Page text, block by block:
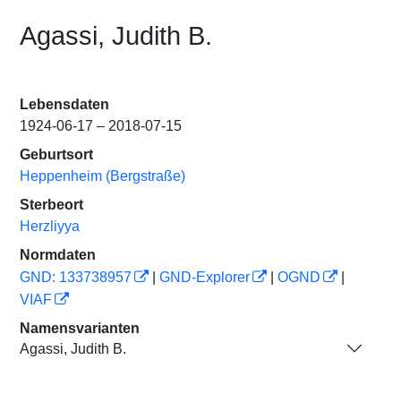
Agassi, Judith B.
Lebensdaten
1924-06-17 – 2018-07-15
Geburtsort
Heppenheim (Bergstraße)
Sterbeort
Herzliyya
Normdaten
GND: 133738957
GND-Explorer OGND
VIAF
Namensvarianten
Agassi, Judith B.